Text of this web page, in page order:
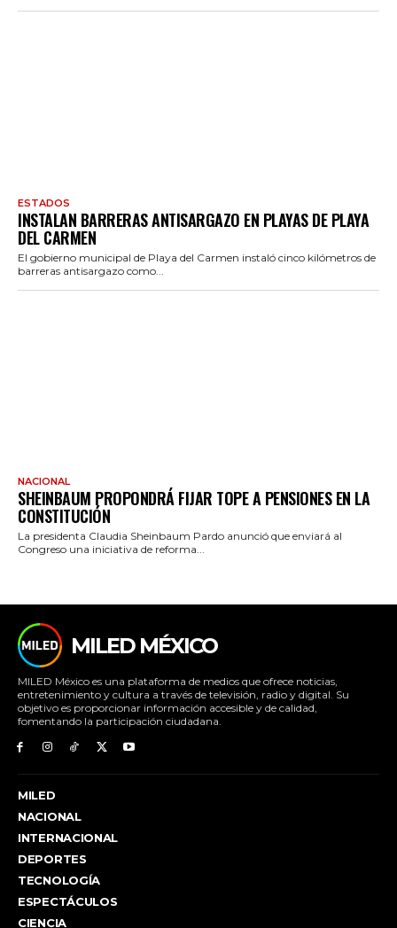
ESTADOS
INSTALAN BARRERAS ANTISARGAZO EN PLAYAS DE PLAYA
DEL CARMEN
El gobierno municipal de Playa del Carmen instaló cinco kilómetros de
barreras antisargazo como...
NACIONAL
SHEINBAUM PROPONDRÁ FIJAR TOPE A PENSIONES EN LA
CONSTITUCIÓN
La presidenta Claudia Sheinbaum Pardo anunció que enviará al
Congreso una iniciativa de reforma...
MILED MÉXICO
MILED México es una plataforma de medios que ofrece noticias,
entretenimiento y cultura a través de televisión, radio y digital. Su
objetivo es proporcionar información accesible y de calidad,
fomentando la participación ciudadana.
MILED
NACIONAL
INTERNACIONAL
DEPORTES
TECNOLOGÍA
ESPECTÁCULOS
CIENCIA